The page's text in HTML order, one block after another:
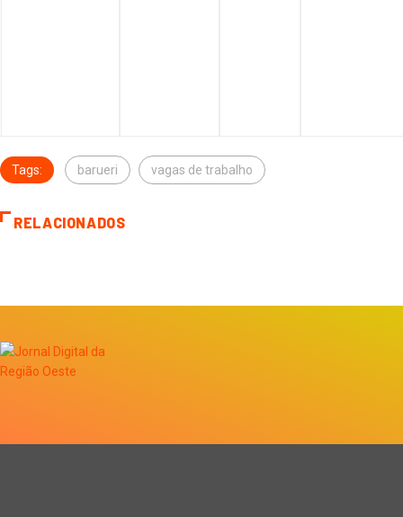
Tags: barueri vagas de trabalho
RELACIONADOS